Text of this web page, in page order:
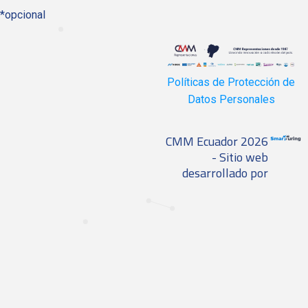
*opcional
Políticas de Protección de
Datos Personales
CMM Ecuador 2026
- Sitio web
desarrollado por